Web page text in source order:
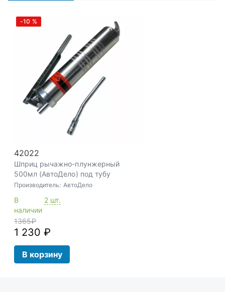
-10 %
42022
Шприц рычажно-плунжерный
500мл (АвтоДело) под тубу
Производитель: АвтоДело
В
наличии
2 шт.
1365₽
1 230 ₽
В корзину